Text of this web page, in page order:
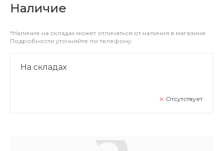
Наличие
*Наличие на складах может отличаться от наличия в магазине.
Подробности уточняйте по телефону.
На складах
Отсутствует